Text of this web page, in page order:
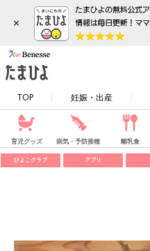
×
TOP 妊娠・出産
育児グッズ 病気・予防接種 離乳食
ひよこクラブ アプリ